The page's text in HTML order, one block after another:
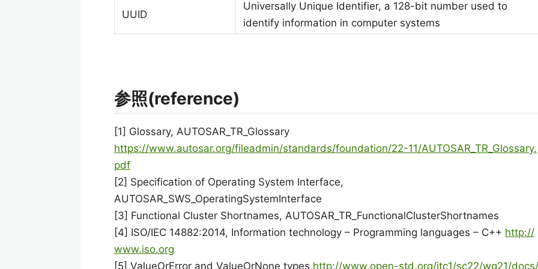
UUID
Universally Unique Identifier, a 128-bit number used to
identify information in computer systems
参照(reference)
[1] Glossary, AUTOSAR_TR_Glossary
https://www.autosar.org/fileadmin/standards/foundation/22-11/AUTOSAR_TR_Glossary.
pdf
[2] Specification of Operating System Interface,
AUTOSAR_SWS_OperatingSystemInterface
[3] Functional Cluster Shortnames, AUTOSAR_TR_FunctionalClusterShortnames
[4] ISO/IEC 14882:2014, Information technology – Programming languages – C++ http://
www.iso.org
[5] ValueOrError and ValueOrNone types http://www.open-std.org/jtc1/sc22/wg21/docs/